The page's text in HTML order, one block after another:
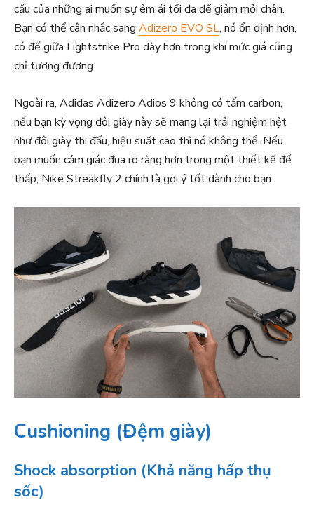
cầu của những ai muốn sự êm ái tối đa để giảm mỏi chân.
Bạn có thể cân nhắc sang Adizero EVO SL, nó ổn định hơn,
có đế giữa Lightstrike Pro dày hơn trong khi mức giá cũng
chỉ tương đương.
Ngoài ra, Adidas Adizero Adios 9 không có tấm carbon,
nếu bạn kỳ vọng đôi giày này sẽ mang lại trải nghiệm hệt
như đôi giày thi đấu, hiệu suất cao thì nó không thể. Nếu
bạn muốn cảm giác đua rõ ràng hơn trong một thiết kế đế
thấp, Nike Streakfly 2 chính là gợi ý tốt dành cho bạn.
Cushioning (Đệm giày)
Shock absorption (Khả năng hấp thụ
sốc)